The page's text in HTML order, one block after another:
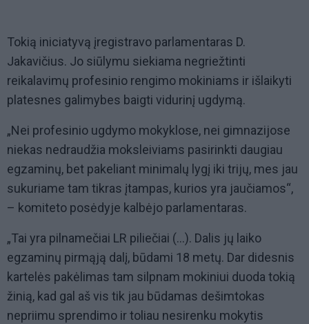
Tokią iniciatyvą įregistravo parlamentaras D.
Jakavičius. Jo siūlymu siekiama negriežtinti
reikalavimų profesinio rengimo mokiniams ir išlaikyti
platesnes galimybes baigti vidurinį ugdymą.
„Nei profesinio ugdymo mokyklose, nei gimnazijose
niekas nedraudžia moksleiviams pasirinkti daugiau
egzaminų, bet pakeliant minimalų lygį iki trijų, mes jau
sukuriame tam tikras įtampas, kurios yra jaučiamos“,
– komiteto posėdyje kalbėjo parlamentaras.
„Tai yra pilnamečiai LR piliečiai (…). Dalis jų laiko
egzaminų pirmąją dalį, būdami 18 metų. Dar didesnis
kartelės pakėlimas tam silpnam mokiniui duoda tokią
žinią, kad gal aš vis tik jau būdamas dešimtokas
nepriimu sprendimo ir toliau nesirenku mokytis